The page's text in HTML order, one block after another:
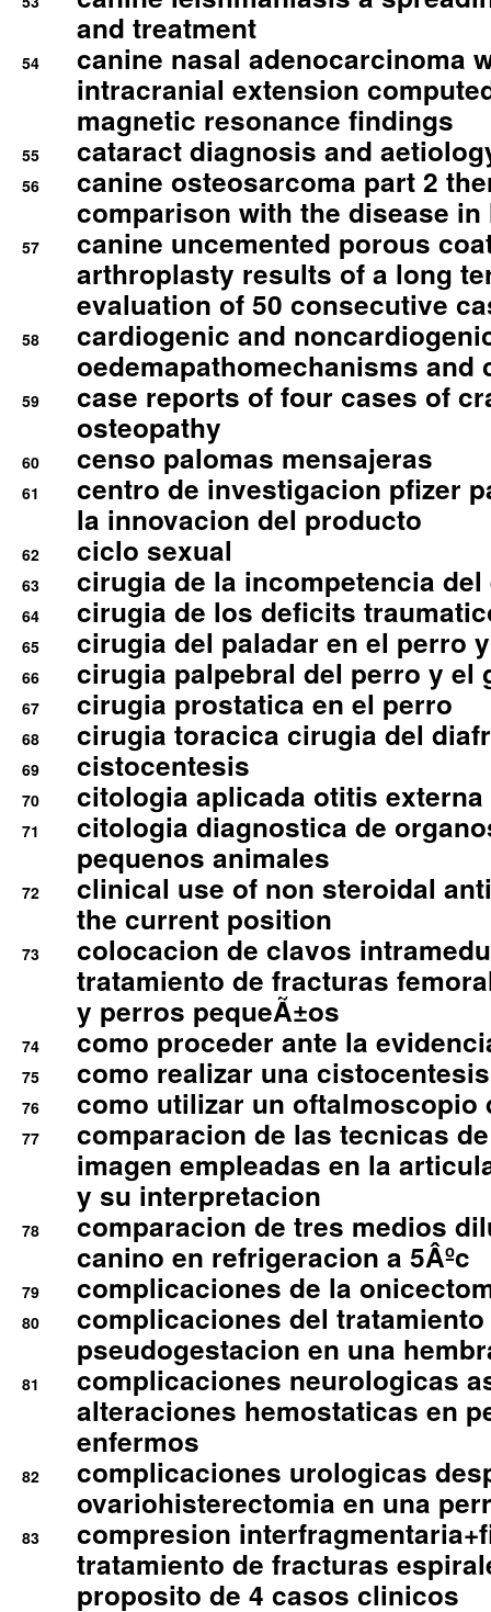
and treatment
54
canine nasal adenocarcinoma
intracranial extension
magnetic resonance findings
55 cataract diagnosis and
56
canine osteosarcoma part 2
comparison with the disease in
57
canine uncemented porous
arthroplasty results of a long
evaluation of 50 consecutive
58
cardiogenic and
oedemapathomechanisms and
59
case reports of four cases of
osteopathy
60 censo palomas mensajeras
61
centro de investigacion pfizer
la innovacion del producto
62 ciclo sexual
63 cirugia de la incompetencia
64 cirugia de los deficits
65 cirugia del paladar en el perro
66 cirugia palpebral del perro y el
67 cirugia prostatica en el perro
68 cirugia toracica cirugia del
69 cistocentesis
70 citologia aplicada otitis externa
71
citologia diagnostica de
pequenos animales
72
clinical use of non steroidal
the current position
73
colocacion de clavos
tratamiento de fracturas
y perros pequeÃ±os
74 como proceder ante la
75 como realizar una
76 como utilizar un oftalmoscopio
77
comparacion de las tecnicas
imagen empleadas en la
y su interpretacion
78
comparacion de tres medios
canino en refrigeracion a 5Âºc
79 complicaciones de la
80
complicaciones del
pseudogestacion en una
81
complicaciones neurologicas
alteraciones hemostaticas en
enfermos
82
complicaciones urologicas
ovariohisterectomia en una
83
compresion
tratamiento de fracturas
proposito de 4 casos clinicos